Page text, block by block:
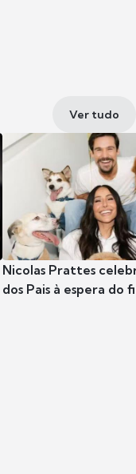
Ver tudo
Nicolas Prattes
dos Pais à espera do